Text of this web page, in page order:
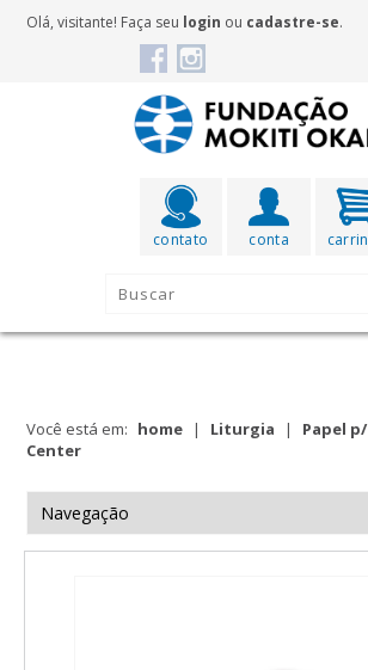
Olá, visitante! Faça seu login ou cadastre-se.
conta
contato
Você está em: home | Liturgia |
Papel
Center